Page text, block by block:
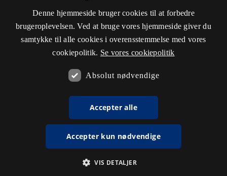
Denne hjemmeside bruger cookies til at forbedre
brugeroplevelsen. Ved at bruge vores hjemmeside giver du
samtykke til alle cookies i overensstemmelse med vores
cookiepolitik. Se vores cookiepolitik
Absolut nødvendige
Accepter alle
Accepter kun nødvendige
VIS DETALJER